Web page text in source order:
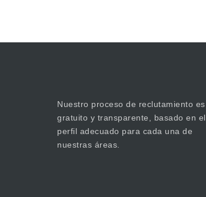
Nuestro proceso de reclutamiento es
gratuito y transparente, basado en el
perfil adecuado para cada una de
nuestras áreas.